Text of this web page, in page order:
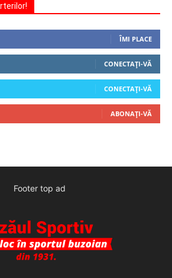
ÎMI PLACE
CONECTAȚI-VĂ
CONECTAȚI-VĂ
ABONAȚI-VĂ
Footer top ad